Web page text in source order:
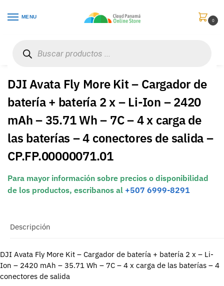
MENU
0
DJI Avata Fly More Kit – Cargador de
batería + batería 2 x – Li-Ion – 2420
mAh – 35.71 Wh – 7C – 4 x carga de
las baterías – 4 conectores de salida –
CP.FP.00000071.01
Para mayor información sobre precios o disponibilidad
de los productos, escribanos al +507 6999-8291
Descripción
DJI Avata Fly More Kit – Cargador de batería + batería 2 x – Li-
Ion – 2420 mAh – 35.71 Wh – 7C – 4 x carga de las baterías – 4
conectores de salida